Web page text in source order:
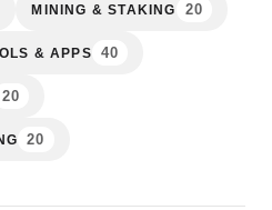
MINING & STAKING 20
& APPS 40
20
20